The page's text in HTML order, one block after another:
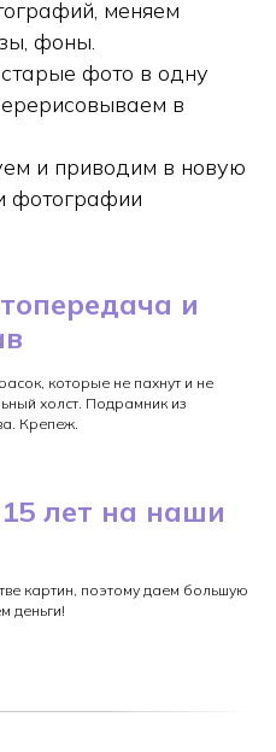
меняем
фоны.
фото в одну
в
и приводим в новую
фотографии
и
которые не пахнут и не
холст. Подрамник из
Крепеж.
лет на наши
картин, поэтому даем большую
деньги!